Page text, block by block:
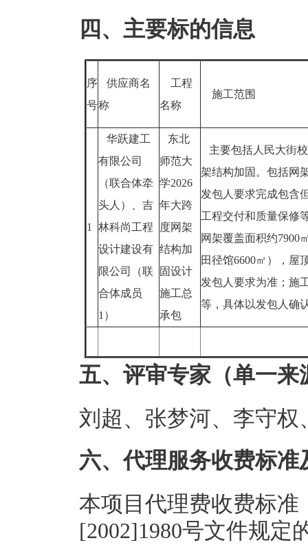
四、主要标的信息
序
号
供应商名
称
工程
名称
施工范围
1
华跃建工
有限公司
（联合体牵
头人）、吉
林科尚工程
设计建设有
限公司（联
合体成员
1）
东北
师范大
学2026
年大跨
度网架
结构加
固设计
施工总
承包
主要包括人民大街
架结构加固。包括网
发包人要求完成包含
工程交付和质量保修
网架覆盖面积约7900
田径馆6600㎡），屋
发包人要求为准；施
等，具体以发包人确
五、评审专家（单一
刘超、张梦河、李守权
六、代理服务收费标准
本项目代理费收费标
[2002]1980号文件规定